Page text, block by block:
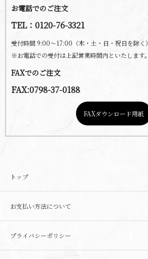
お電話でのご注文
TEL：0120-76-3321
受付時間 9:00～17:00（木・土・日・祝日を除く）
※お電話での受付は上記営業時間内といたします。
FAXでのご注文
FAX:0798-37-0188
FAXダウンロード用紙
トップ
お支払い方法について
プライバシーポリシー